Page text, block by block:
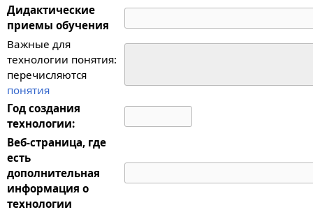
Дидактические
приемы обучения
Важные для
технологии понятия:
перечисляются
понятия
Год создания
технологии:
Веб-страница, где
есть
дополнительная
информация о
технологии